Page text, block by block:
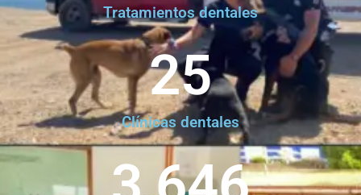
Tratamientos dentales
Clínicas dentales
25